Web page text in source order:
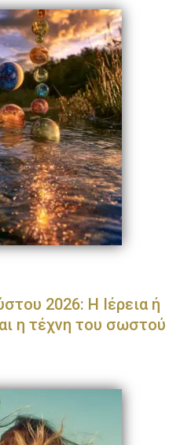
2026: Η Ιέρεια ή
η τέχνη του σωστού